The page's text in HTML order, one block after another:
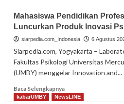
Mahasiswa Pendidikan
Luncurkan Produk Inovasi
siarpedia.com_Indonesia 6 Agustus
Siarpedia.com, Yogyakarta –
Fakultas Psikologi Universitas
(UMBY) menggelar Innovation and...
Baca SelengkapnyaRead
more
kabarUMBY NewsLINE